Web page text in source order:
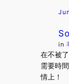
in
在不被
需要時
情上！